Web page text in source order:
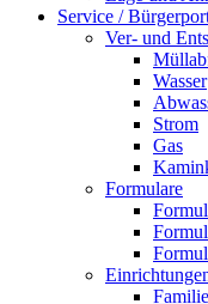
Service /
Ver- und
Wasser
Strom
Gas
Formulare